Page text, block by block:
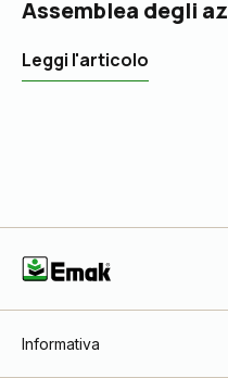
Assemblea degli
Leggi l'articolo
Informativa